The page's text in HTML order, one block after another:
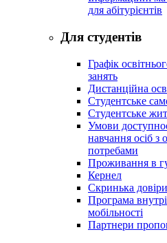
для абітурієнтів
Для студентів
Графік
занять
Дистанційна
Студентське
Студентське
Умови
навчання осіб з
потребами
Проживання в
Кернел
Скринька довіри
Програма
мобільності
Партнери